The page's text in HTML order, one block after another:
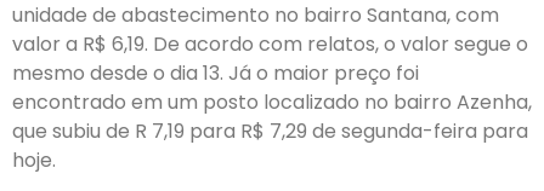
unidade de abastecimento no bairro Santana, com
valor a R$ 6,19. De acordo com relatos, o valor segue o
mesmo desde o dia 13. Já o maior preço foi
encontrado em um posto localizado no bairro Azenha,
que subiu de R 7,19 para R$ 7,29 de segunda-feira para
hoje.